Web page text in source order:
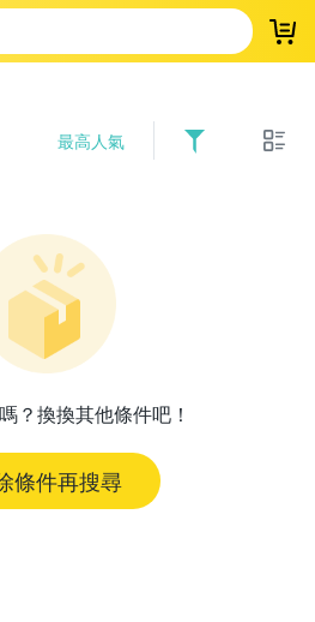
登
最高人氣
？換換其他條件吧！
條件再搜尋